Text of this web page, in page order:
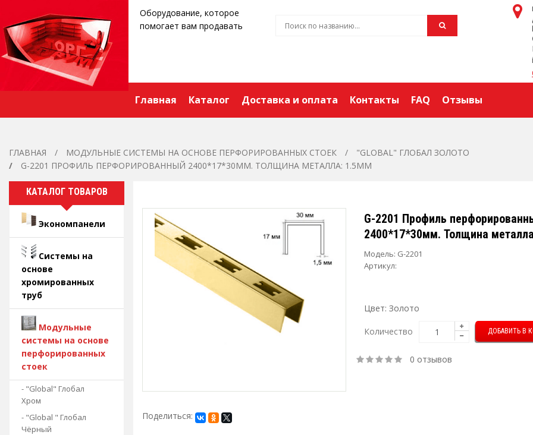
Оборудование, которое
помогает вам продавать
Главная Каталог Доставка и оплата Контакты FAQ Отзывы
ГЛАВНАЯ МОДУЛЬНЫЕ СИСТЕМЫ НА ОСНОВЕ ПЕРФОРИРОВАННЫХ СТОЕК
"GLOBAL" ГЛОБАЛ ЗОЛОТО
G-2201 ПРОФИЛЬ ПЕРФОРИРОВАННЫЙ 2400*17*30ММ. ТОЛЩИНА МЕТАЛЛА: 1.5ММ
КАТАЛОГ ТОВАРОВ
Экономпанели
Системы на
основе
хромированных
труб
Модульные
системы на основе
перфорированных
стоек
- "Global" Глобал
Хром
- "Global " Глобал
Чёрный
G-2201 Профиль
2400*17*30мм. Толщина
Модель: G-2201
Артикул:
Цвет: Золото
Количество
0 отзывов
Поделиться: